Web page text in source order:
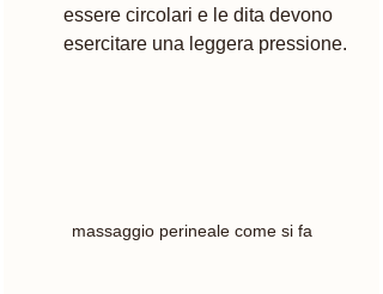
essere circolari e le dita devono
esercitare una leggera pressione.
massaggio perineale come si fa